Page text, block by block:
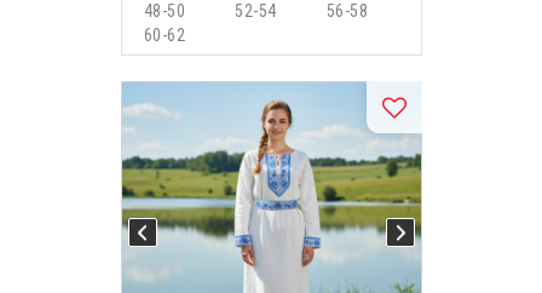
48-50
52-54
56-58
60-62